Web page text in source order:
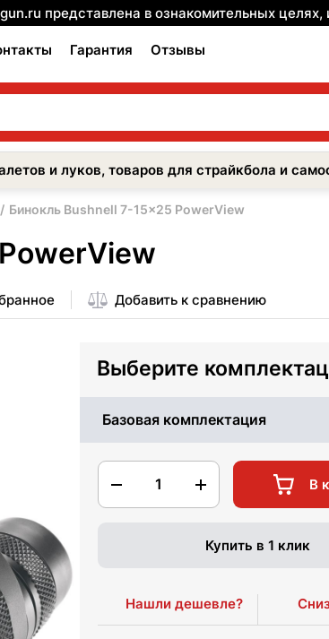
представлена в ознакомительных
Гарантия Отзывы
и луков, товаров для страйкбола и
Бинокль Bushnell 7-15x25 PowerView
Добавить к сравнению
Выберите
Базовая комплектация
1 В
Купить в 1 клик
Нашли дешевле?